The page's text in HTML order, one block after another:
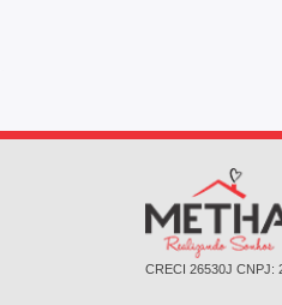
CRECI 26530J ㅤㅤㅤ